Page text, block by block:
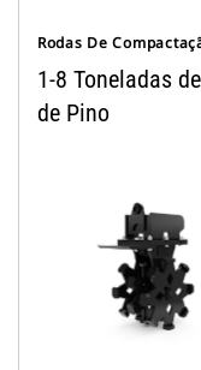
Rodas De
1-8 Toneladas
de Pino